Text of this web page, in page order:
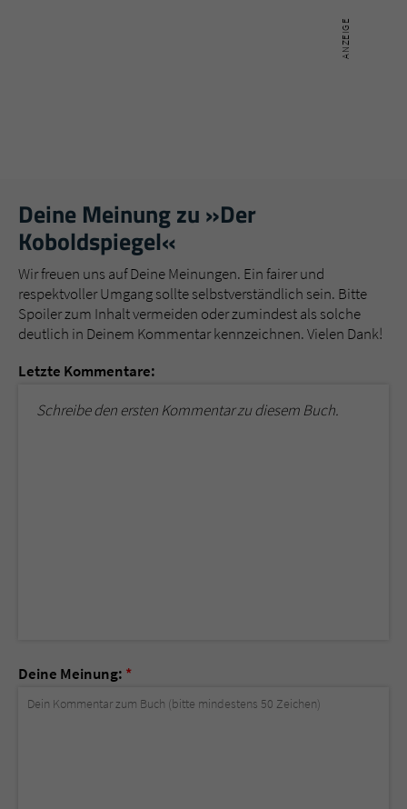
Deine Meinung zu »Der
Koboldspiegel«
Wir freuen uns auf Deine Meinungen. Ein fairer und
respektvoller Umgang sollte selbstverständlich sein. Bitte
Spoiler zum Inhalt vermeiden oder zumindest als solche
deutlich in Deinem Kommentar kennzeichnen. Vielen Dank!
Letzte Kommentare:
Schreibe den ersten Kommentar zu diesem Buch.
Deine Meinung: *